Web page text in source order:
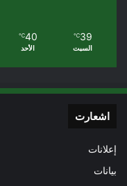
39
℃
السبت
40
℃
الأحد
اشعارت
إعلانات
بيانات